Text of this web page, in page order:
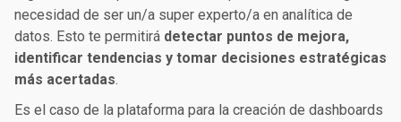
necesidad de ser un/a super experto/a en analítica de
datos. Esto te permitirá detectar puntos de mejora,
identificar tendencias y tomar decisiones estratégicas
más acertadas.
Es el caso de la plataforma para la creación de dashboards